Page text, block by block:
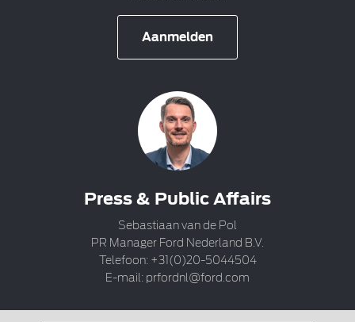
Aanmelden
Press & Public Affairs
Sebastiaan van de Pol
PR Manager Ford Nederland B.V.
Telefoon: +31(0)20-5044504
E-mail: prfordnl@ford.com